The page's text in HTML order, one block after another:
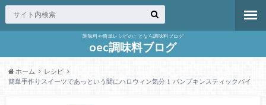
調味料や簡単レシピのことなら調味料ブログ
oec調味料ブログ
ホーム
レシピ
簡単手作りスイーツであっという間にハロウィン気分！ パンプキンスティックパイ